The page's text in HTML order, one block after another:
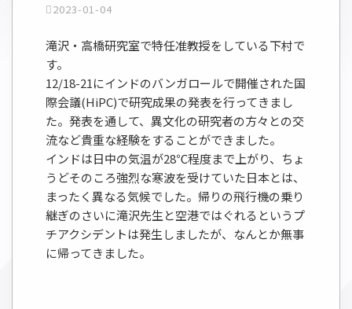
2023-01-04
滝沢・高橋研究室で特任准教授をしている下村で
す。
12/18-21にインドのバンガロールで開催された国
際会議(HiPC)で研究成果の発表を行ってきまし
た。発表を通して、異文化の研究者の方々との交
流など貴重な経験をすることができました。
インドは日中の気温が28℃程度まで上がり、ちょ
うどそのころ強烈な寒波を受けていた日本とは、
まったく異なる気候でした。帰りの飛行機の乗り
継ぎのさいに滝沢先生と空港ではぐれるというプ
チアクシデントは発生しましたが、なんとか無事
に帰ってきました。